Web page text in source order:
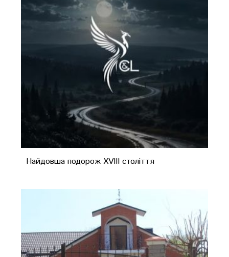
Найдовша подорож XVIII століття